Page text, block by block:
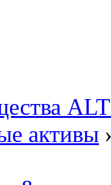
активы